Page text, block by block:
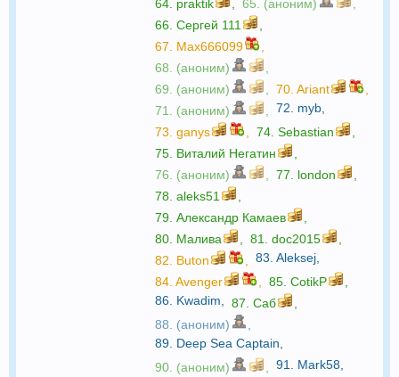
64. praktik 65. (аноним)
66. Сергей 111
67. Max666099
68. (аноним)
69. (аноним)
70. Ariant
71. (аноним)
72. myb
73. ganys 74. Sebastian
75. Виталий Негатин
76. (аноним)
77. london
78. aleks51
79. Александр Камаев
80. Малива 81. doc2015
82. Buton 83. Aleksej
84. Avenger 85. CotikP
86. Kwadim 87. Саб
88. (аноним)
89. Deep Sea Captain
90. (аноним)
91. Mark58